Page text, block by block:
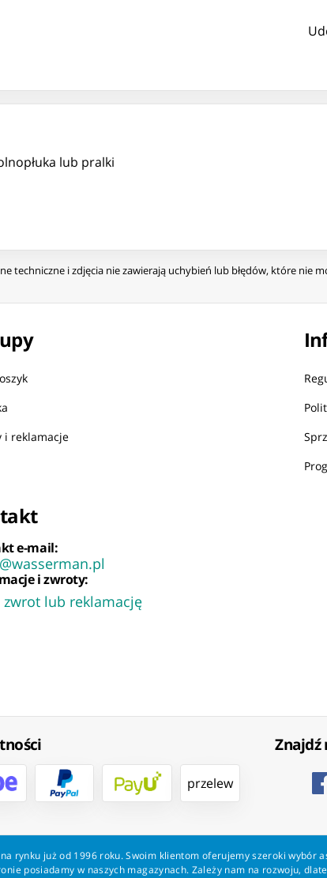
lub pralki
techniczne i zdjęcia nie zawierają uchybień lub błędów, które nie
i reklamacje
e-mail:
i zwroty:
zwrot lub reklamację
przelew
Znajdź
rynku już od 1996 roku. Swoim klientom oferujemy szeroki wybór
posiadamy w naszych magazynach. Zależy nam na rozwoju,